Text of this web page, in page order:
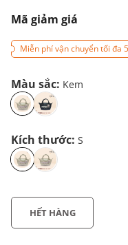
Mã giảm giá
Miễn phí vận chuyển tối đa
Màu sắc: Kem
Kích thước: S
HẾT HÀNG